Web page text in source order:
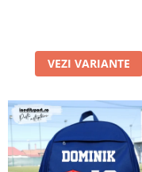
VEZI VARIANTE